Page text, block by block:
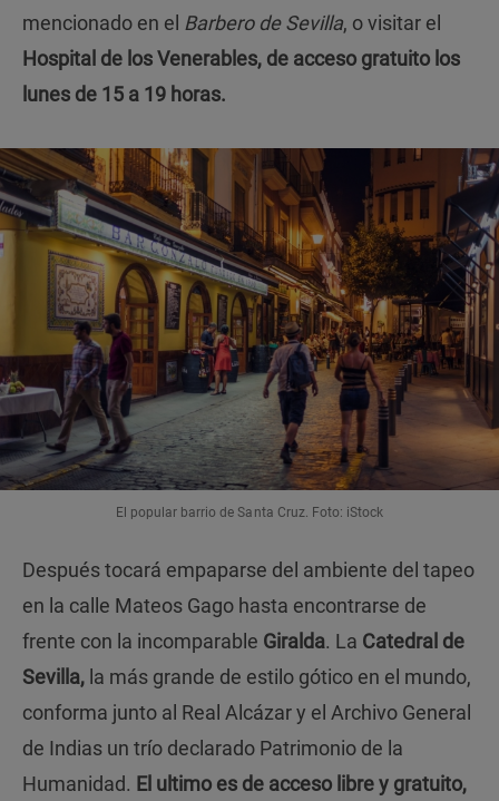
mencionado en el Barbero de Sevilla, o visitar el
Hospital de los Venerables, de acceso gratuito los
lunes de 15 a 19 horas.
El popular barrio de Santa Cruz. Foto: iStock
Después tocará empaparse del ambiente del tapeo
en la calle Mateos Gago hasta encontrarse de
frente con la incomparable Giralda. La Catedral de
Sevilla, la más grande de estilo gótico en el mundo,
conforma junto al Real Alcázar y el Archivo General
de Indias un trío declarado Patrimonio de la
Humanidad. El ultimo es de acceso libre y gratuito,